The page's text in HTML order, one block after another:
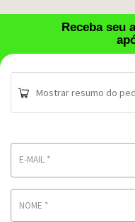
Receba seu
Mostrar resumo do
E-MAIL *
NOME *